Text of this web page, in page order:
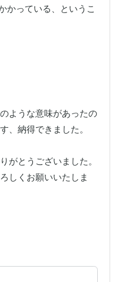
っている、というこ
ような意味があったの
、納得できました。
がとうございました。
しくお願いいたしま